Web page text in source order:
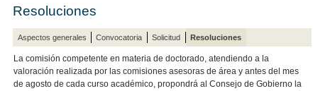
Resoluciones
Aspectos generales Convocatoria Solicitud Resoluciones
La comisión competente en materia de doctorado, atendiendo a la
valoración realizada por las comisiones asesoras de área y antes del mes
de agosto de cada curso académico, propondrá al Consejo de Gobierno la